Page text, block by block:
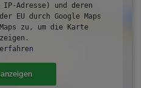
IP-Adresse) und deren
EU durch Google Maps
zu, um die Karte